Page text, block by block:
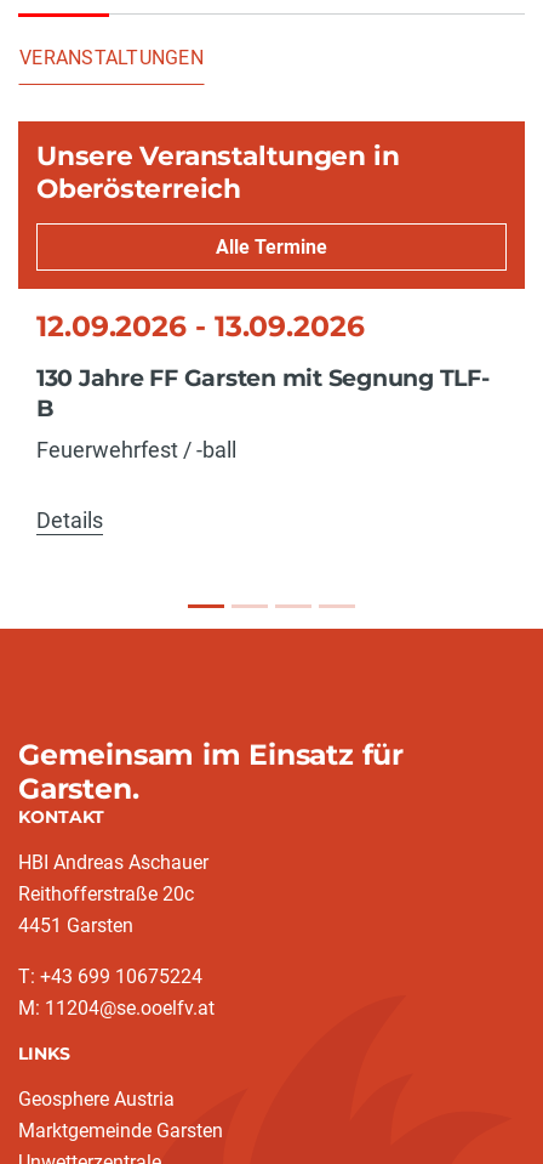
VERANSTALTUNGEN
Unsere Veranstaltungen in
Oberösterreich
Alle Termine
12.09.2026 - 13.09.2026
130 Jahre FF Garsten mit Segnung TLF-
B
Feuerwehrfest / -ball
Details
Gemeinsam im Einsatz für
Garsten.
KONTAKT
HBI Andreas Aschauer
Reithofferstraße 20c
4451 Garsten
T: ‭+43 699 10675224‬
M: 11204@se.ooelfv.at
LINKS
Geosphere Austria
Marktgemeinde Garsten